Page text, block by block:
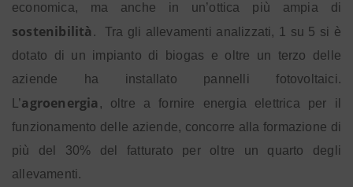
economica, ma anche in un’ottica più ampia di
sostenibilità .
Tra gli allevamenti analizzati, 1 su 5 si è
dotato di un impianto di biogas e oltre un terzo delle
aziende ha installato pannelli fotovoltaici.
L’agroenergia , oltre a fornire energia elettrica per il
funzionamento delle aziende, concorre alla formazione di
più del 30% del fatturato per oltre un quarto degli
allevamenti.